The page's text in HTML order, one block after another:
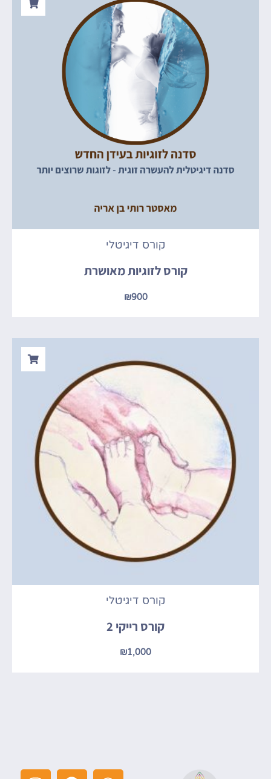
קורס דיגיטלי
קורס לזוגיות מאושרת
₪900
קורס דיגיטלי
קורס רייקי 2
₪1,000